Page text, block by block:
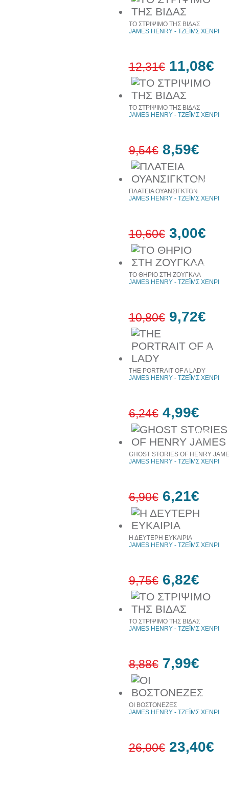
έκπτωση
έκπτωση
ΤΟ ΣΤΡΙΨΙΜΟ ΤΗΣ ΒΙΔΑΣ
JAMES HENRY - ΤΖΕΪΜΣ ΧΕΝΡΙ
12,31€ 11,08€
10%
έκπτωση
ΤΟ ΣΤΡΙΨΙΜΟ ΤΗΣ ΒΙΔΑΣ
JAMES HENRY - ΤΖΕΪΜΣ ΧΕΝΡΙ
9,54€ 8,59€
72%
έκπτωση
ΠΛΑΤΕΙΑ ΟΥΑΝΣΙΓΚΤΟΝ
JAMES HENRY - ΤΖΕΪΜΣ ΧΕΝΡΙ
10,60€ 3,00€
10%
ΤΟ ΘΗΡΙΟ ΣΤΗ ΖΟΥΓΚΛΑ
JAMES HENRY - ΤΖΕΪΜΣ ΧΕΝΡΙ
10,80€ 9,72€
20%
έκπτωση
THE PORTRAIT OF A LADY
JAMES HENRY - ΤΖΕΪΜΣ ΧΕΝΡΙ
6,24€ 4,99€
GHOST STORIES OF HENRY
JAMES HENRY - ΤΖΕΪΜΣ ΧΕΝΡΙ
6,90€ 6,21€
έκπτωση
web
Η ΔΕΥΤΕΡΗ ΕΥΚΑΙΡΙΑ
JAMES HENRY - ΤΖΕΪΜΣ ΧΕΝΡΙ
9,75€ 6,82€
10%
ΤΟ ΣΤΡΙΨΙΜΟ ΤΗΣ ΒΙΔΑΣ
JAMES HENRY - ΤΖΕΪΜΣ ΧΕΝΡΙ
8,88€ 7,99€
ΟΙ ΒΟΣΤΟΝΕΖΕΣ
JAMES HENRY - ΤΖΕΪΜΣ ΧΕΝΡΙ
26,00€ 23,40€